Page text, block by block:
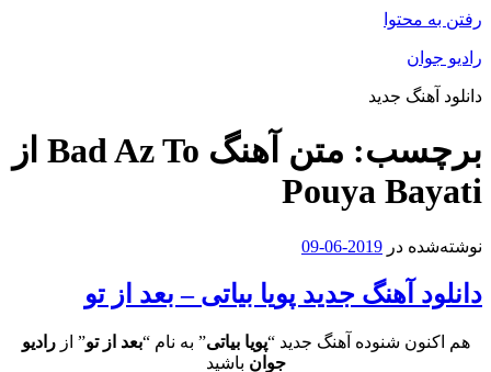
رفتن به محتوا
رادیو جوان
دانلود آهنگ جدید
برچسب:
متن آهنگ Bad Az To از
Pouya Bayati
نوشته‌شده در 2019-06-09
دانلود آهنگ جدید پویا بیاتی – بعد از تو
هم اکنون شنوده آهنگ جدید “پویا بیاتی” به نام “بعد از تو” ازرادیو
جوان باشید